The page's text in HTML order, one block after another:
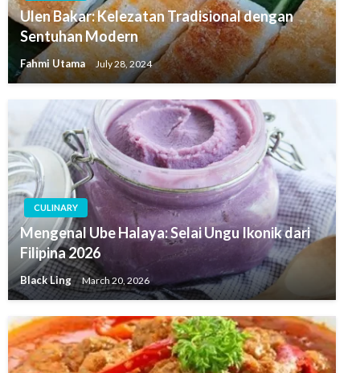
Ulen Bakar: Kelezatan Tradisional dengan
Sentuhan Modern
Fahmi Utama July 28, 2024
CULINARY
Mengenal Ube Halaya: Selai Ungu Ikonik dari
Filipina 2026
Black Ling March 20, 2026